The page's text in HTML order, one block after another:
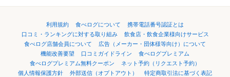
利用規約 食べログについて
携帯電話番号認証とは
口コミ・ランキングに対する取り組み
飲食店・飲食企業様向けサービス
食べログ店舗会員について
広告（メーカー・団体様等向け）について
機能改善要望
口コミガイドライン
食べログプレミアム
食べログプレミアム無料クーポン
ネット予約（リクエスト予約）
個人情報保護方針
外部送信（オプトアウト） 特定商取引法に基づく表記